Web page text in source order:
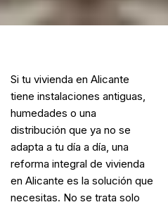
Si tu vivienda en Alicante
tiene instalaciones antiguas,
humedades o una
distribución que ya no se
adapta a tu día a día, una
reforma integral de vivienda
en Alicante es la solución que
necesitas. No se trata solo